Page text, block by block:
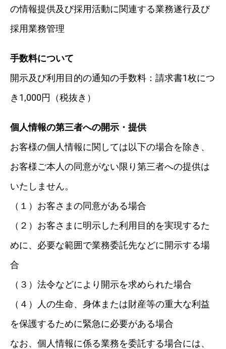
の情報提供及び採用活動に関連する業務遂行及び
採用業務管理
手数料について
開示及び利用目的の通知の手数料：請求書1枚につ
き1,000円（税抜き）
個人情報の第三者への開示・提供
お客様の個人情報に関しては以下の場合を除き、
お客様ご本人の同意がない限り第三者への提供は
いたしません。
（１）お客さまの同意がある場合
（２）お客さまに明示した利用目的を実現するた
めに、必要な範囲で業務委託先などに開示する場
合
（３）法令などにより開示を求められた場合
（４）人の生命、身体または財産等の重大な利益
を保護するために緊急に必要がある場合
なお、個人情報に係る業務を委託する場合には、